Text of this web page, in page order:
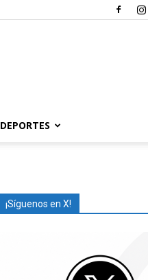
DEPORTES
¡Síguenos en X!